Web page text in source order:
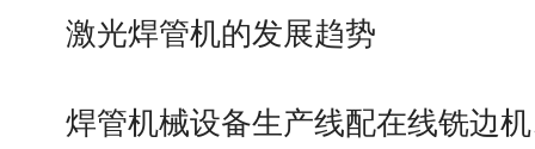
激光焊管机的发展趋势
焊管机械设备生产线配在线铣边